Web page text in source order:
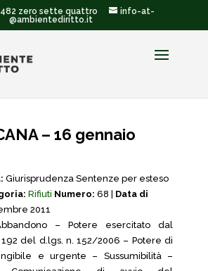
zero sette quattro
info-at-
@ambientediritto.it
– 16 gennaio
Giurisprudenza Sentenze per esteso
Rifiuti Numero: 68 | Data di
2011
– Potere esercitato dal
del d.lgs. n. 152/2006 – Potere di
e urgente – Sussumibilità –